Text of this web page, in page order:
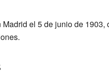
el 5 de junio de 1903,